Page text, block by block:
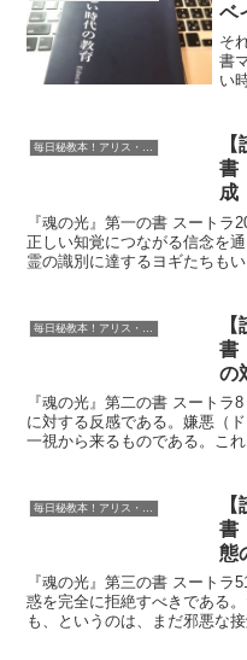
ベ
そ
書
い
途
が
毎日秘教本！アリス・ベイリー読書マラソン
書
成
『魂の光』第一の書 スートラ
正しい知覚につながる信念を
霊の識別に達するヨギたちも
書
の
光
『魂の光』第二の書 スートラ
に対する反感である。嫌悪（
一視から来るものである。こ
毎日秘教本！アリス・ベイリー読書マラソン
書
態
る
あ
『魂の光』第三の書 スートラ
惑を完全に拒絶すべきである
も、というのは、まだ邪悪な